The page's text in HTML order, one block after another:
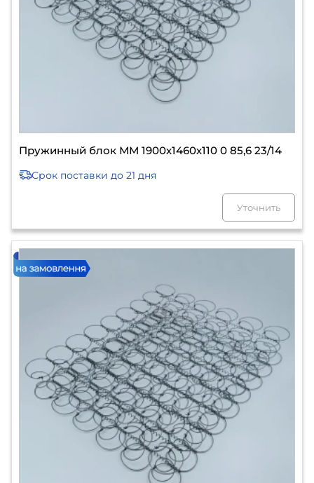
Пружинный блок ММ 1900х1460х110 0 85,6 23/14
Срок поставки до 21 дня
Уточнить